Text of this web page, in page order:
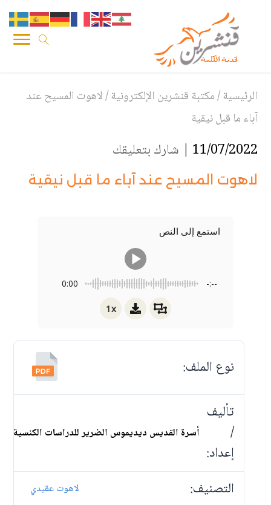
الرئيسية/مكتبة قنشرين الإلكترونية/لاهوت المسيح عند
آباء ما قبل نيقية
11/07/2022 | شارك بتعليقك
لاهوت المسيح عند آباء ما قبل نيقية
استمع إلى النص
0:00 -:--
1x
نوع الملف:
تأليف
/
إعداد:
أسرة القديس ديديموس الضرير للدراسات الكنسية
التصنيف: لاهوت عقيدي